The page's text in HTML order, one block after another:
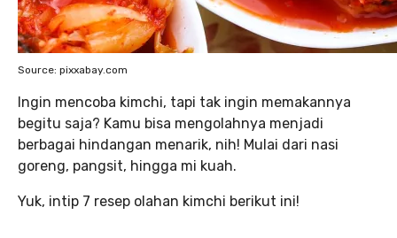
Source: pixxabay.com
Ingin mencoba kimchi, tapi tak ingin memakannya
begitu saja? Kamu bisa mengolahnya menjadi
berbagai hindangan menarik, nih! Mulai dari nasi
goreng, pangsit, hingga mi kuah.
Yuk, intip 7 resep olahan kimchi berikut ini!